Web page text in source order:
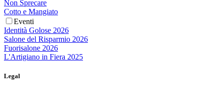
Non Sprecare
Cotto e Mangiato
Eventi
Identità Golose 2026
Salone del Risparmio 2026
Fuorisalone 2026
L'Artigiano in Fiera 2025
Legal